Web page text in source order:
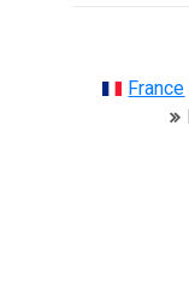
France